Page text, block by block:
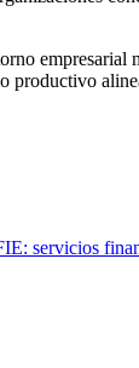
servicios